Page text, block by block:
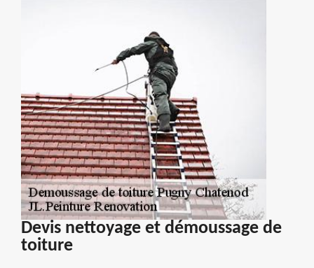
Devis nettoyage et démoussage de
toiture